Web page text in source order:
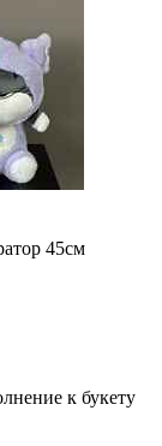
45см
к букету